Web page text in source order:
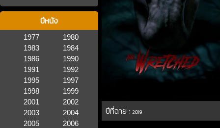
ปีหนัง
1977
1980
1983
1984
1986
1990
1991
1992
1995
1997
1998
1999
2001
2002
2003
2004
2005
2006
ปีที่ฉาย :2019